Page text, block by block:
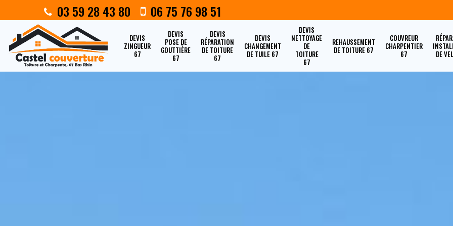
03 59 28 43 80 06 75 76 98 51
DEVIS
ZINGUEUR
67
DEVIS
POSE DE
GOUTTIÈRE
67
DEVIS
RÉPARATION
DE TOITURE
67
DEVIS
CHANGEMENT
DE TUILE 67
DEVIS
NETTOYAGE
DE
TOITURE
67
REHAUSSEMENT
DE TOITURE 67
COUVREUR
CHARPENTIER
67
DE